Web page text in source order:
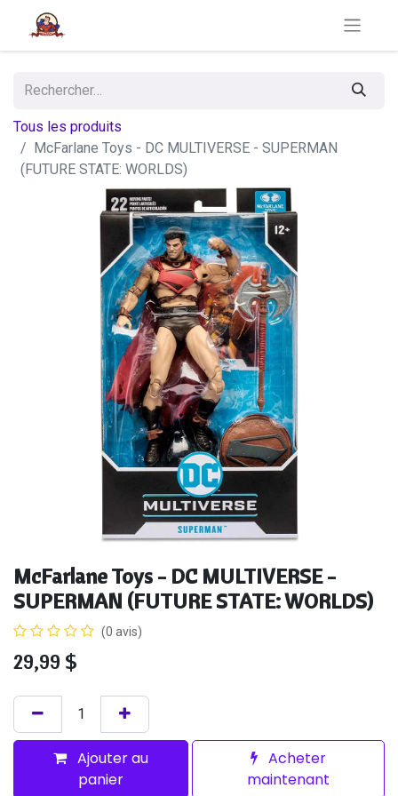
Tous les produits
McFarlane Toys - DC MULTIVERSE - SUPERMAN
(FUTURE STATE: WORLDS)
McFarlane Toys - DC MULTIVERSE -
SUPERMAN (FUTURE STATE: WORLDS)
(0 avis)
29,99 $
Ajouter au
panier
Acheter
maintenant